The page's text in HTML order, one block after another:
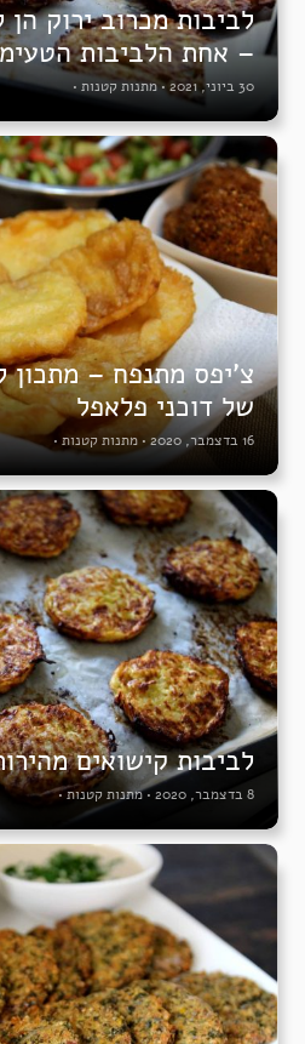
לביבות מכרוב ירוק הן
– אחת הלביבות
30 ביוני, 2021 •מתנות קטנות •
צ’יפס מתנפח – מתכון
של דוכני פלאפל
16 בדצמבר, 2020 • מתנות קטנות •
לביבות קישואים
8 בדצמבר, 2020 •מתנות קטנות•